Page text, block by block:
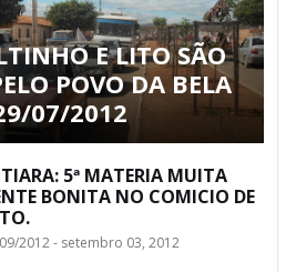
E LITO SÃO
POVO DA BELA
07/2012
5ª MATERIA MUITA
BONITA NO COMICIO DE
2012 - setembro 03, 2012